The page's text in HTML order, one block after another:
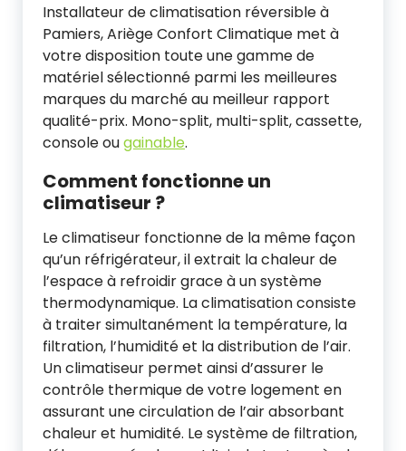
Installateur de climatisation réversible à
Pamiers, Ariège Confort Climatique met à
votre disposition toute une gamme de
matériel sélectionné parmi les meilleures
marques du marché au meilleur rapport
qualité-prix. Mono-split, multi-split, cassette,
console ougainable.
Comment fonctionne un
climatiseur ?
Le climatiseur fonctionne de la même façon
qu’un réfrigérateur, il extrait la chaleur de
l’espace à refroidir grace à un système
thermodynamique. La climatisation consiste
à traiter simultanément la température, la
filtration, l’humidité et la distribution de l’air.
Un climatiseur permet ainsi d’assurer le
contrôle thermique de votre logement en
assurant une circulation de l’air absorbant
chaleur et humidité. Le système de filtration,